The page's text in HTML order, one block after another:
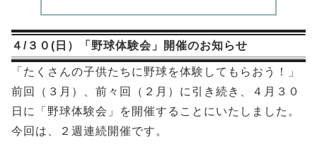
４/３０(日）「野球体験会」開催のお知らせ
「たくさんの子供たちに野球を体験してもらおう！」
前回（３月）、前々回（２月）に引き続き、４月３０
日に「野球体験会」を開催することにいたしました。
今回は、２週連続開催です。